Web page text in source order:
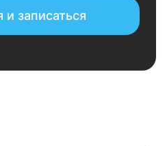
и записаться